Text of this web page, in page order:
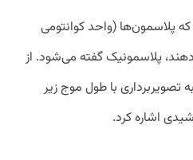
پلاسمون‌ها (واحد کوانتومی
پلاسمونیک گفته می‌شود. از
تصویربرداری با طول موج زیر
اشاره کرد.